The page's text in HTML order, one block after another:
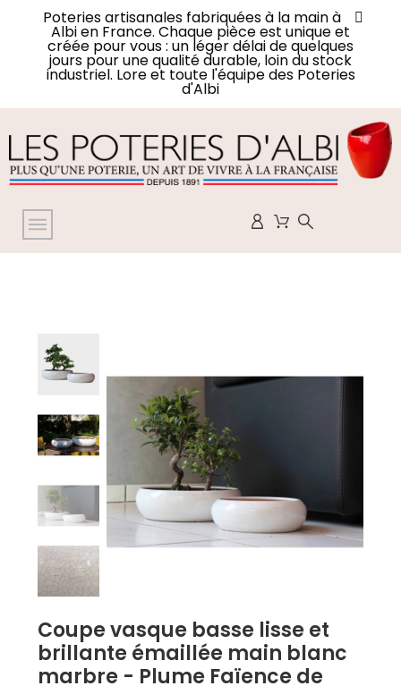
Poteries artisanales fabriquées à la main à
Albi en France. Chaque pièce est unique et
créée pour vous : un léger délai de quelques
jours pour une qualité durable, loin du stock
industriel. Lore et toute l'équipe des Poteries
d'Albi
Coupe vasque basse lisse et
brillante émaillée main blanc
marbre - Plume Faïence de